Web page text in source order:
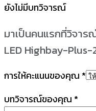
ยังไม่มีบทวิจารณ์
มาเป็นคนแรกที่วิจาร
LED Highbay-Plus-
การให้คะแนนของคุณ*
บทวิจารณ์ของคุณ*